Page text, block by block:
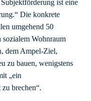
ist eine
Die konkrete
umgehend 50
Wohnraum
dem Ampel-Ziel,
zu bauen, wenigstens
„ein
brechen“.